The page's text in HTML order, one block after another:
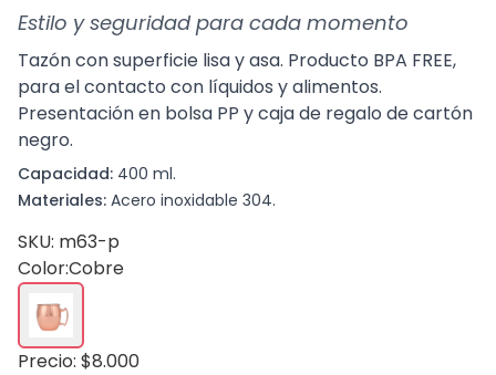
Estilo y seguridad para cada momento
Tazón con superficie lisa y asa. Producto BPA FREE,
para el contacto con líquidos y alimentos.
Presentación en bolsa PP y caja de regalo de cartón
negro.
Capacidad: 400 ml.
Materiales: Acero inoxidable 304.
SKU: m63-p
Color:Cobre
Precio: $8.000